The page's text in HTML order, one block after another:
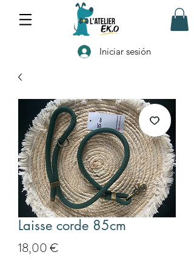
Iniciar sesión
Laisse corde 85cm
18,00 €